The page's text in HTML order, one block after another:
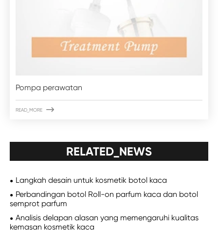
Pompa perawatan
READ_MORE 
RELATED_NEWS
Langkah desain untuk kosmetik botol kaca
Perbandingan botol Roll-on parfum kaca dan botol
semprot parfum
Analisis delapan alasan yang memengaruhi kualitas
kemasan kosmetik kaca